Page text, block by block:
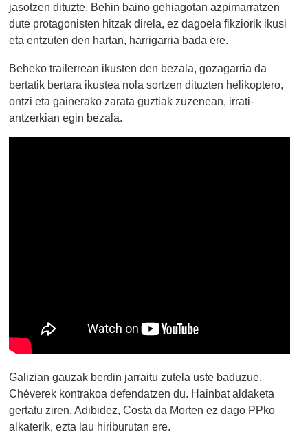
jasotzen dituzte. Behin baino gehiagotan azpimarratzen
dute protagonisten hitzak direla, ez dagoela fikziorik ikusi
eta entzuten den hartan, harrigarria bada ere.
Beheko trailerrean ikusten den bezala, gozagarria da
bertatik bertara ikustea nola sortzen dituzten helikoptero,
ontzi eta gainerako zarata guztiak zuzenean, irrati-
antzerkian egin bezala.
Galizian gauzak berdin jarraitu zutela uste baduzue,
Chéverek kontrakoa defendatzen du. Hainbat aldaketa
gertatu ziren. Adibidez, Costa da Morten ez dago PPko
alkaterik, ezta lau hiriburutan ere.